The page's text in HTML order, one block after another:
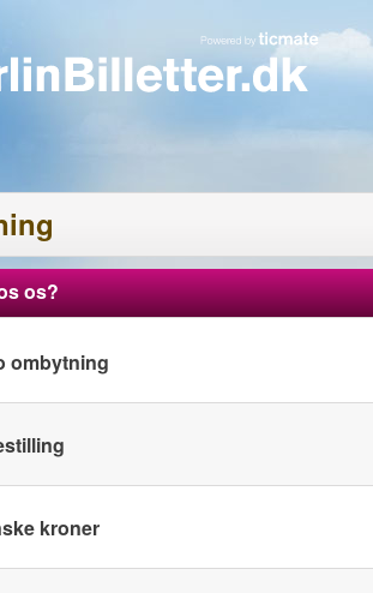
os?
ombytning
kroner